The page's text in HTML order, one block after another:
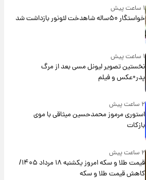
۱ ساعت پیش
خواستگار ۵۰ساله شاهدخت لئونور بازداشت شد
۱ ساعت پیش
نخستین تصویر لیونل مسی بعد از مرگ
پدر+عکس و فیلم
۲ ساعت پیش
استوری مرموز محمدحسین میثاقی با موی
بازکات
۲ ساعت پیش
قیمت طلا و سکه امروز یکشنبه ۱۸ مرداد ۱۴۰۵/
کاهش قیمت طلا و سکه